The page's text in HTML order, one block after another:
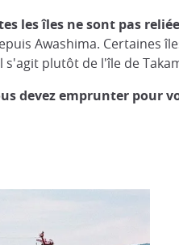
les îles ne sont pas
Awashima. Certaines
s'agit plutôt de l'île de
devez emprunter pour